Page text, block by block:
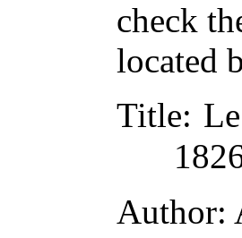
check
located
Title:
Author: